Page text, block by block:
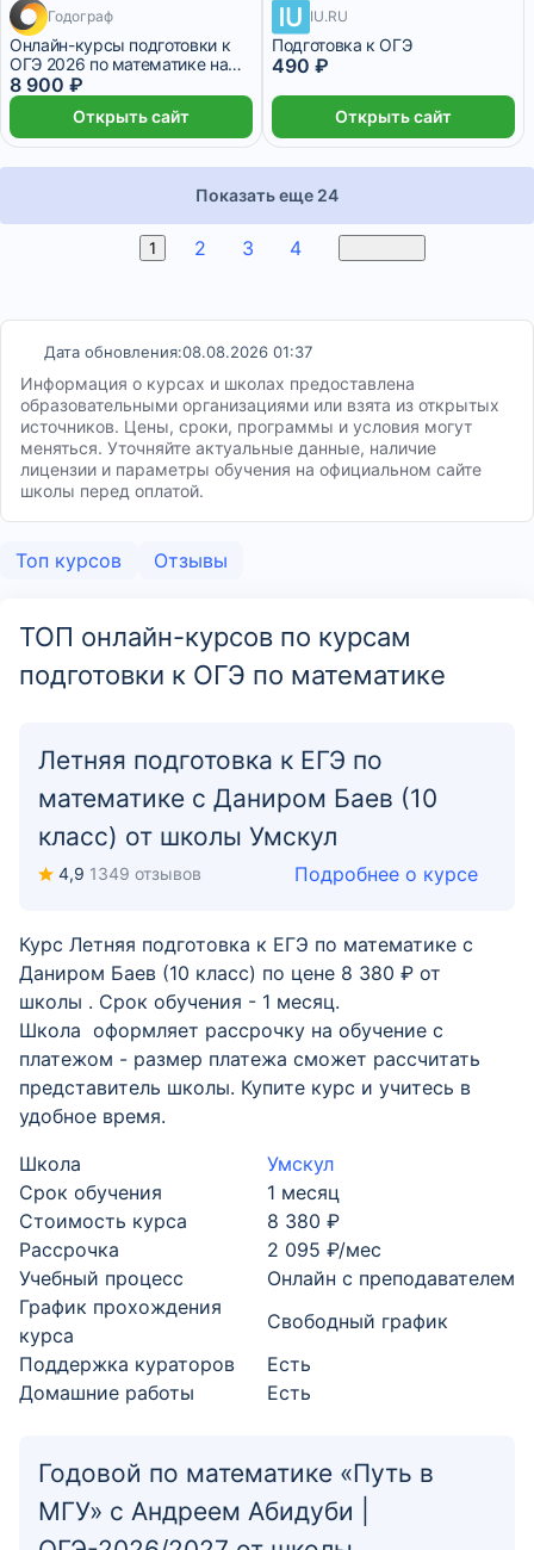
9 месяцев
Годограф
Онлайн-курсы подготовки к
ОГЭ 2026 по математике на
"отлично"
8 900 ₽
Открыть сайт
IU.RU
Подготовка к ОГЭ
490 ₽
Открыть сайт
Показать еще 24
1 2 3 4
Дата обновления:08.08.2026 01:37
Информация о курсах и школах предоставлена
образовательными организациями или взята из открытых
источников. Цены, сроки, программы и условия могут
меняться. Уточняйте актуальные данные, наличие
лицензии и параметры обучения на официальном сайте
школы перед оплатой.
Топ курсов Отзывы
ТОП онлайн-курсов по курсам
подготовки к ОГЭ по математике
Летняя подготовка к ЕГЭ по
математике с Даниром Баев (10
класс) от школы Умскул
4,9 1349 отзывов Подробнее о курсе
Курс Летняя подготовка к ЕГЭ по математике с
Даниром Баев (10 класс) по цене 8 380 ₽ от
школы . Срок обучения - 1 месяц.
Школа оформляет рассрочку на обучение с
платежом - размер платежа сможет рассчитать
представитель школы. Купите курс и учитесь в
удобное время.
Школа
Умскул
Срок обучения
1 месяц
Стоимость курса
8 380 ₽
Рассрочка
2 095 ₽/мес
Учебный процесс
Онлайн с преподавателем
График прохождения
курса
Свободный график
Поддержка кураторов
Есть
Домашние работы
Есть
Годовой по математике «Путь в
МГУ» с Андреем Абидуби |